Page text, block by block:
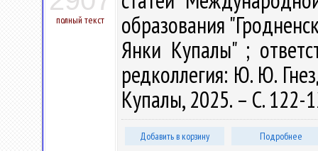
полный текст
образования
Янки Купалы" ;
редколлегия: Ю. Ю.
Купалы, 2025. – С. 122-
Добавить в корзину Подробнее